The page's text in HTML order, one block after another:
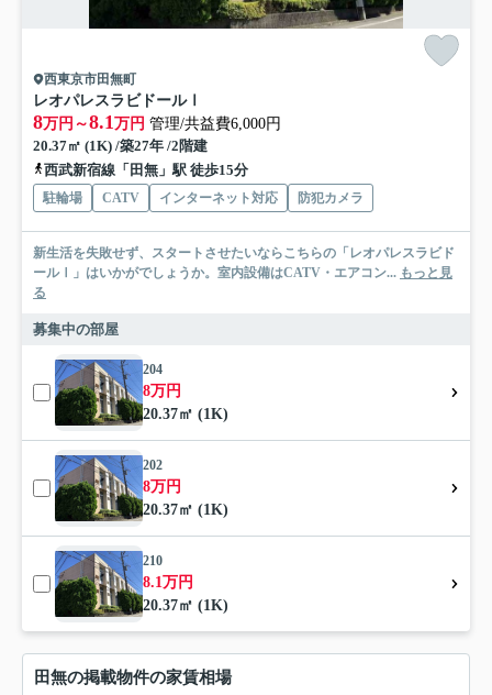
西東京市田無町
レオパレスラビドールⅠ
8万円～8.1 万円 管理/共益費6,000円
20.37㎡ (1K) /築27年 /2階建
西武新宿線「田無」駅 徒歩15分
駐輪場 CATV インターネット対応 防犯カメラ
新生活を失敗せず、スタートさせたいならこちらの「レオパレスラビド
ールⅠ」はいかがでしょうか。室内設備はCATV・エアコン... もっと見
る
募集中の部屋
204
8万円
20.37㎡ (1K)
202
8万円
20.37㎡ (1K)
210
8.1万円
20.37㎡ (1K)
田無の掲載物件の家賃相場